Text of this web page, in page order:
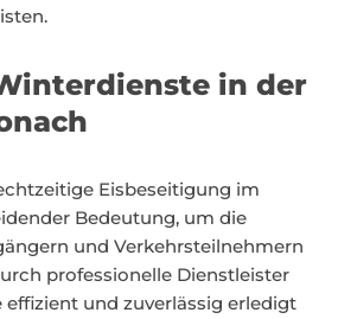
in der
Eisbeseitigung im
Bedeutung, um die
und Verkehrsteilnehmern
professionelle Dienstleister
effizient und zuverlässig erledigt